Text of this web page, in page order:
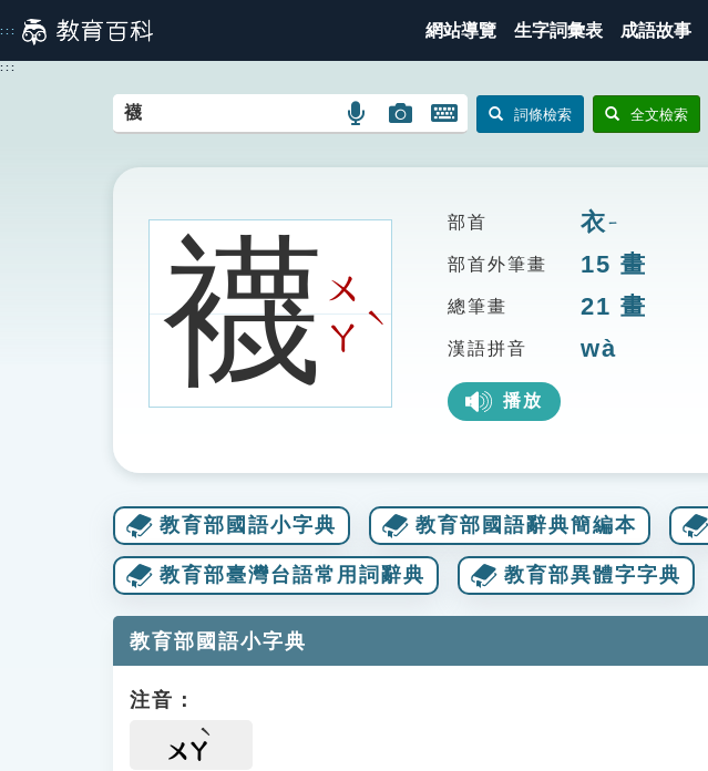
到
主
::: 網站導覽 生字詞彙表 成語故事
:::
語
搜
圖
圖
搜
開
鍵
圖
詞條檢索 全文檢索
襪ㄨ
ㄚ
ˋ
部首 衣 ㄧ
部首外筆畫 15 畫
總筆畫 21 畫
漢語拼音 wà
播放
教育部國語小字典 教育部國語辭典簡編本
教育部臺灣台語常用詞辭典 教育部異體字字典
教育部國語小字典
注音：
ㄨㄚ